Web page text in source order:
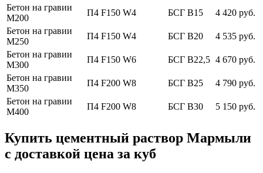
Бетон на гравии
М200
П4 F150 W4 БСГ В15
4 420 руб.
Бетон на гравии
М250
П4 F150 W4 БСГ В20
4 535 руб.
Бетон на гравии
М300
П4 F150 W6 БСГ В22,5 4 670 руб.
Бетон на гравии
М350
П4 F200 W8 БСГ В25
4 790 руб.
Бетон на гравии
М400
П4 F200 W8 БСГ В30 5 150 руб.
Купить цементный раствор Мармыли
с доставкой цена за куб